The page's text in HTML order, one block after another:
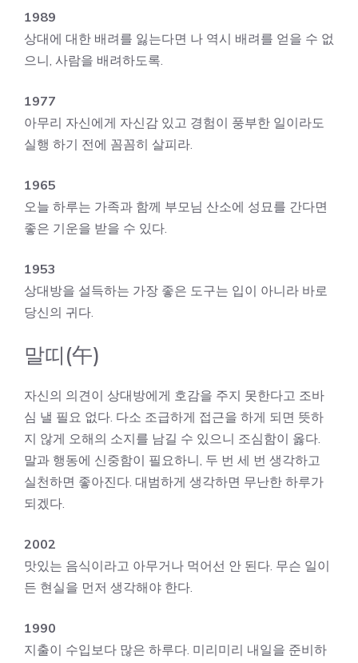
1989
상대에 대한 배려를 잃는다면 나 역시 배려를 얻을 수 없
으니, 사람을 배려하도록.
1977
아무리 자신에게 자신감 있고 경험이 풍부한 일이라도
실행 하기 전에 꼼꼼히 살피라.
1965
오늘 하루는 가족과 함께 부모님 산소에 성묘를 간다면
좋은 기운을 받을 수 있다.
1953
상대방을 설득하는 가장 좋은 도구는 입이 아니라 바로
당신의 귀다.
말띠(午)
자신의 의견이 상대방에게 호감을 주지 못한다고 조바
심 낼 필요 없다. 다소 조급하게 접근을 하게 되면 뜻하
지 않게 오해의 소지를 남길 수 있으니 조심함이 옳다.
말과 행동에 신중함이 필요하니, 두 번 세 번 생각하고
실천하면 좋아진다. 대범하게 생각하면 무난한 하루가
되겠다.
2002
맛있는 음식이라고 아무거나 먹어선 안 된다. 무슨 일이
든 현실을 먼저 생각해야 한다.
1990
지출이 수입보다 많은 하루다. 미리미리 내일을 준비하